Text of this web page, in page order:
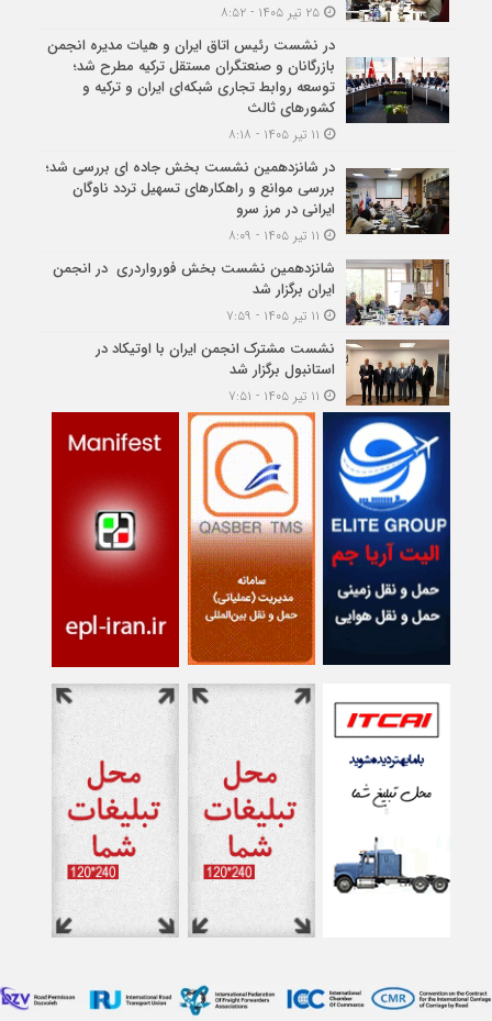
۲۵ تیر ۱۴۰۵ - ۸:۵۲
در نشست رئیس اتاق ایران و هیات مدیره انجمن
بازرگانان و صنعتگران مستقل ترکیه مطرح شد؛
توسعه روابط تجاری شبکه‌ای ایران و ترکیه و
کشورهای ثالث
در شانزدهمین نشست بخش جاده ای بررسی شد؛
بررسی موانع و راهکارهای تسهیل تردد ناوگان
ایرانی در مرز سرو
شانزدهمین نشست بخش فورواردری در انجمن
ایران برگزار شد
نشست مشترک انجمن ایران با اوتیکاد در
استانبول برگزار شد